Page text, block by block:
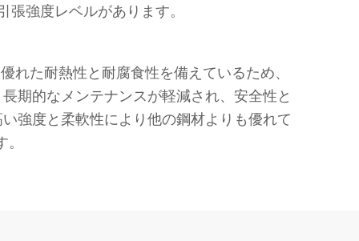
強度レベルがあります。
た耐熱性と耐腐食性を備えているため、
期的なメンテナンスが軽減され、安全性と
強度と柔軟性により他の鋼材よりも優れて